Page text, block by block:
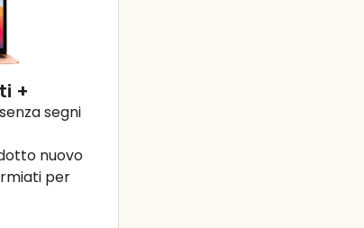
+
segni
nuovo
per